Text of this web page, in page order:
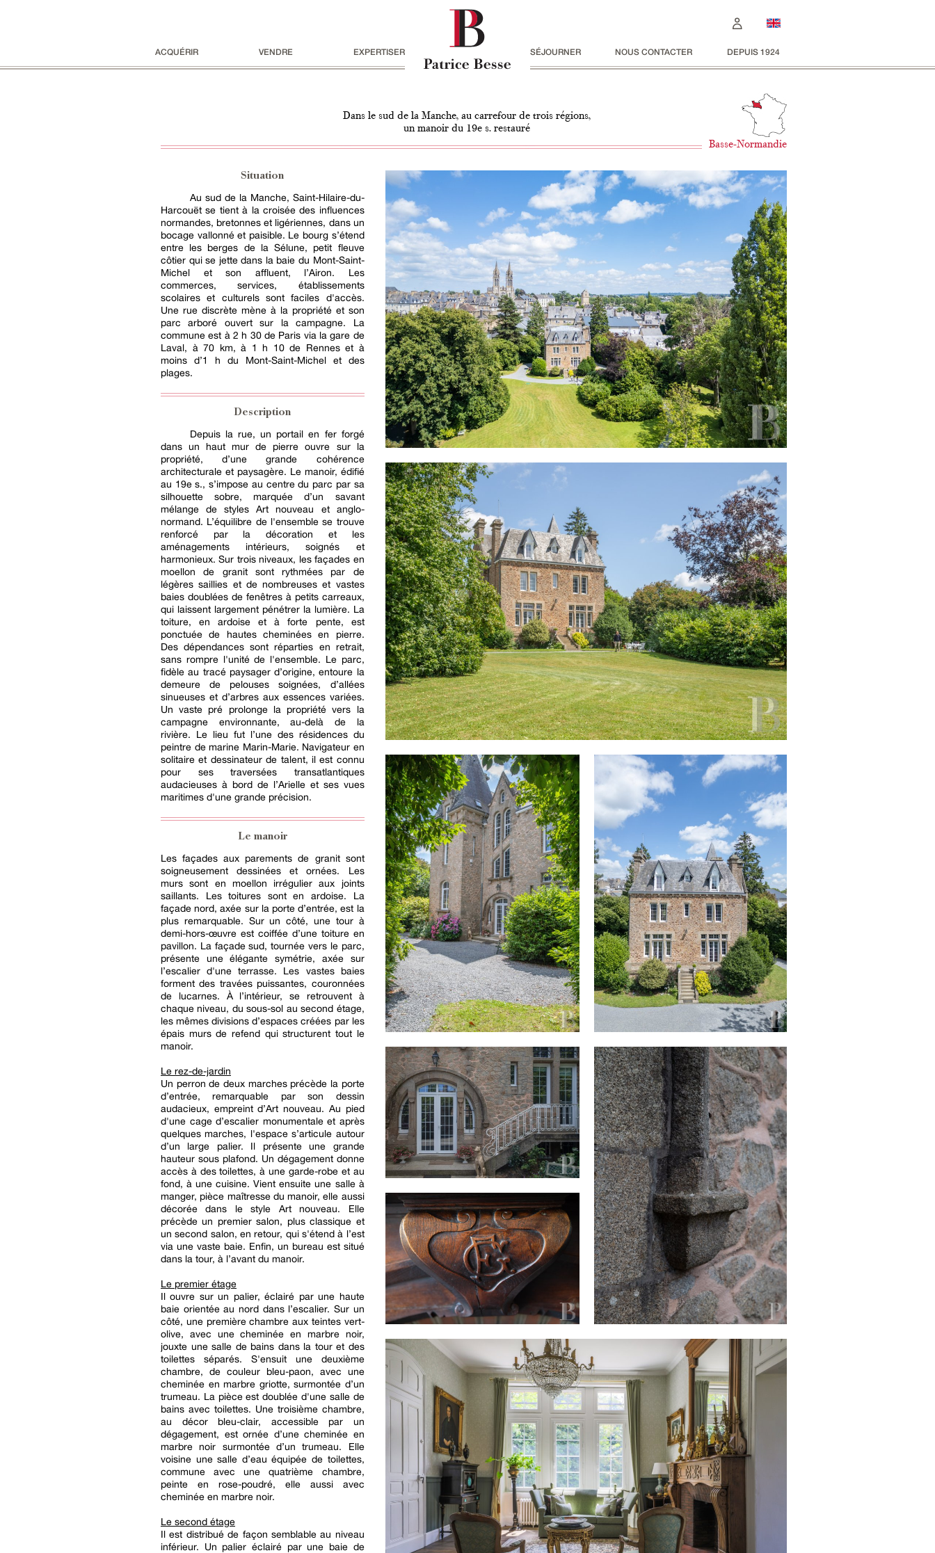
ACQUÉRIR VENDRE EXPERTISER SÉJOURNER NOUS CONTACTER DEPUIS 1924
Dans le sud de la Manche, au carrefour de trois régions,
un manoir du 19e s. restauré
Basse-Normandie
Situation
Au sud de la Manche, Saint-Hilaire-du-
Harcouët se tient à la croisée des influences
normandes, bretonnes et ligériennes, dans un
bocage vallonné et paisible. Le bourg s’étend
entre les berges de la Sélune, petit fleuve
côtier qui se jette dans la baie du Mont-Saint-
Michel et son affluent, l’Airon. Les
commerces, services, établissements
scolaires et culturels sont faciles d'accès.
Une rue discrète mène à la propriété et son
parc arboré ouvert sur la campagne. La
commune est à 2 h 30 de Paris via la gare de
Laval, à 70 km, à 1 h 10 de Rennes et à
moins d’1 h du Mont-Saint-Michel et des
plages.
Description
Depuis la rue, un portail en fer forgé
dans un haut mur de pierre ouvre sur la
propriété, d’une grande cohérence
architecturale et paysagère. Le manoir, édifié
au 19e s., s’impose au centre du parc par sa
silhouette sobre, marquée d’un savant
mélange de styles Art nouveau et anglo-
normand. L’équilibre de l'ensemble se trouve
renforcé par la décoration et les
aménagements intérieurs, soignés et
harmonieux. Sur trois niveaux, les façades en
moellon de granit sont rythmées par de
légères saillies et de nombreuses et vastes
baies doublées de fenêtres à petits carreaux,
qui laissent largement pénétrer la lumière. La
toiture, en ardoise et à forte pente, est
ponctuée de hautes cheminées en pierre.
Des dépendances sont réparties en retrait,
sans rompre l'unité de l'ensemble. Le parc,
fidèle au tracé paysager d’origine, entoure la
demeure de pelouses soignées, d’allées
sinueuses et d’arbres aux essences variées.
Un vaste pré prolonge la propriété vers la
campagne environnante, au-delà de la
rivière. Le lieu fut l’une des résidences du
peintre de marine Marin-Marie. Navigateur en
solitaire et dessinateur de talent, il est connu
pour ses traversées transatlantiques
audacieuses à bord de l’Arielle et ses vues
maritimes d'une grande précision.
Le manoir
Les façades aux parements de granit sont
soigneusement dessinées et ornées. Les
murs sont en moellon irrégulier aux joints
saillants. Les toitures sont en ardoise. La
façade nord, axée sur la porte d’entrée, est la
plus remarquable. Sur un côté, une tour à
demi-hors-œuvre est coiffée d’une toiture en
pavillon. La façade sud, tournée vers le parc,
présente une élégante symétrie, axée sur
l’escalier d'une terrasse. Les vastes baies
forment des travées puissantes, couronnées
de lucarnes. À l’intérieur, se retrouvent à
chaque niveau, du sous-sol au second étage,
les mêmes divisions d’espaces créées par les
épais murs de refend qui structurent tout le
manoir.
Le rez-de-jardin
Un perron de deux marches précède la porte
d’entrée, remarquable par son dessin
audacieux, empreint d’Art nouveau. Au pied
d'une cage d’escalier monumentale et après
quelques marches, l'espace s’articule autour
d’un large palier. Il présente une grande
hauteur sous plafond. Un dégagement donne
accès à des toilettes, à une garde-robe et au
fond, à une cuisine. Vient ensuite une salle à
manger, pièce maîtresse du manoir, elle aussi
décorée dans le style Art nouveau. Elle
précède un premier salon, plus classique et
un second salon, en retour, qui s'étend à l’est
via une vaste baie. Enfin, un bureau est situé
dans la tour, à l’avant du manoir.
Le premier étage
Il ouvre sur un palier, éclairé par une haute
baie orientée au nord dans l’escalier. Sur un
côté, une première chambre aux teintes vert-
olive, avec une cheminée en marbre noir,
jouxte une salle de bains dans la tour et des
toilettes séparés. S'ensuit une deuxième
chambre, de couleur bleu-paon, avec une
cheminée en marbre griotte, surmontée d’un
trumeau. La pièce est doublée d'une salle de
bains avec toilettes. Une troisième chambre,
au décor bleu-clair, accessible par un
dégagement, est ornée d’une cheminée en
marbre noir surmontée d’un trumeau. Elle
voisine une salle d’eau équipée de toilettes,
commune avec une quatrième chambre,
peinte en rose-poudré, elle aussi avec
cheminée en marbre noir.
Le second étage
Il est distribué de façon semblable au niveau
inférieur. Un palier éclairé par une baie de